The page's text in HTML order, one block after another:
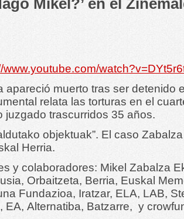
Mikel?’ en el
www.youtube.com/
apareció muerto tras ser detenido
relata las torturas en el
juzgado trascurridos 35 años.
objektuak”. El caso
Herria.
y colaboradores: Mikel Zabalza
Orbaitzeta, Berria, Euskal
Fundazioa, Iratzar, ELA, LAB,
EA, Alternatiba, Batzarre, y